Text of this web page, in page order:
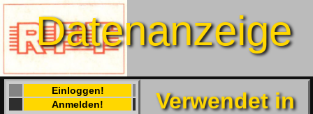
Datenanzeige
Einloggen!
Anmelden!
Verwendet in